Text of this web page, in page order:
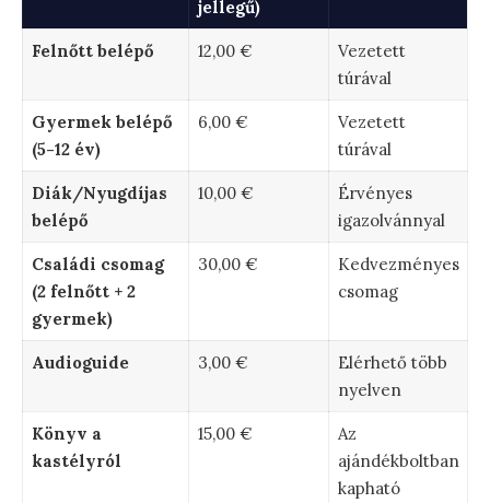
jellegű)
Felnőtt belépő 12,00 €
Vezetett
túrával
Gyermek belépő
(5-12 év)
6,00 €
Vezetett
túrával
Diák/Nyugdíjas
belépő
10,00 €
Érvényes
igazolvánnyal
Családi csomag
(2 felnőtt + 2
gyermek)
30,00 €
Kedvezményes
csomag
Audioguide 3,00 €
Elérhető több
nyelven
Könyv a
kastélyról
15,00 €
Az
ajándékboltban
kapható